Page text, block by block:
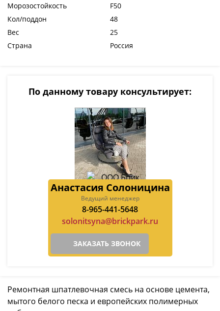
Морозостойкость
F50
Кол/поддон
48
Вес
25
Страна
Россия
По данному товару консультирует:
Анастасия Солоницина
Ведущий менеджер
8-965-441-5648
solonitsyna@brickpark.ru
ЗАКАЗАТЬ ЗВОНОК
Ремонтная шпатлевочная смесь на основе цемента,
мытого белого песка и европейских полимерных